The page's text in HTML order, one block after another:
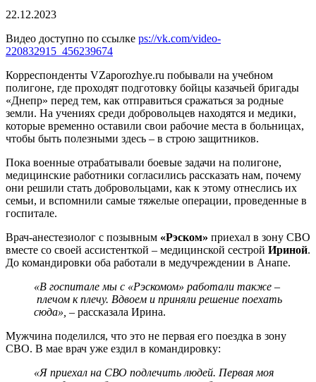
22.12.2023
Видео доступно по ссылке ps://vk.com/video-
220832915_456239674
Корреспонденты VZaporozhye.ru побывали на учебном
полигоне, где проходят подготовку бойцы казачьей бригады
«Днепр» перед тем, как отправиться сражаться за родные
земли. На учениях среди добровольцев находятся и медики,
которые временно оставили свои рабочие места в больницах,
чтобы быть полезными здесь – в строю защитников.
Пока военные отрабатывали боевые задачи на полигоне,
медицинские работники согласились рассказать нам, почему
они решили стать добровольцами, как к этому отнеслись их
семьи, и вспомнили самые тяжелые операции, проведенные в
госпитале.
Врач-анестезиолог с позывным «Рэском» приехал в зону СВО
вместе со своей ассистенткой – медицинской сестрой Ириной.
До командировки оба работали в медучреждении в Анапе.
«В госпитале мы с «Рэскомом» работали также –
плечом к плечу. Вдвоем и приняли решение поехать
сюда», – рассказала Ирина.
Мужчина поделился, что это не первая его поездка в зону
СВО. В мае врач уже ездил в командировку:
«Я приехал на СВО подлечить людей. Первая моя